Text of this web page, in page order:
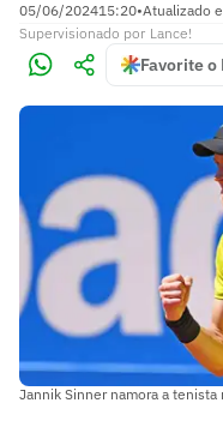
05/06/202415:20•Atualizado
Supervisionado por Lance!
Favorite o
Jannik Sinner namora a tenista